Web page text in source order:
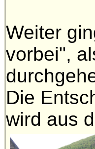
Weiter
vorbei",
Die
wird aus